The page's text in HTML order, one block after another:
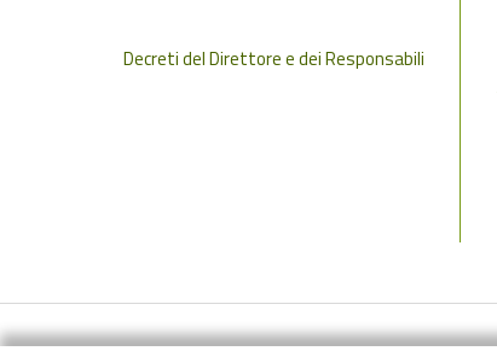
Decreti del Direttore e dei Responsabili